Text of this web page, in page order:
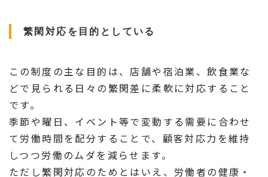
繁閑対応を目的としている
この制度の主な目的は、店舗や宿泊業、飲食業な
どで見られる日々の繁閑差に柔軟に対応すること
です。
季節や曜日、イベント等で変動する需要に合わせ
て労働時間を配分することで、顧客対応力を維持
しつつ労働のムダを減らせます。
ただし繁閑対応のためとはいえ、労働者の健康・